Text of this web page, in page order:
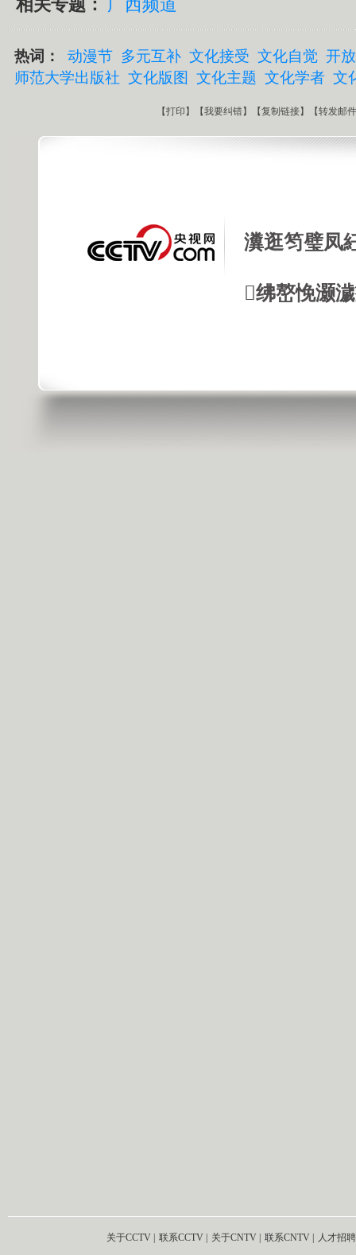
相关专题： 广西频道
热词： 动漫节 多元互补 文化接受 文化自觉 开
师范大学出版社 文化版图 文化主题 文化学者 文
【打印 】【我要纠错】【复制链接】【转发邮件
瀵逛笉璧凤
绋嶅悗灏
关于CCTV 联系CCTV 关于CNTV 联系CNTV 人才招聘